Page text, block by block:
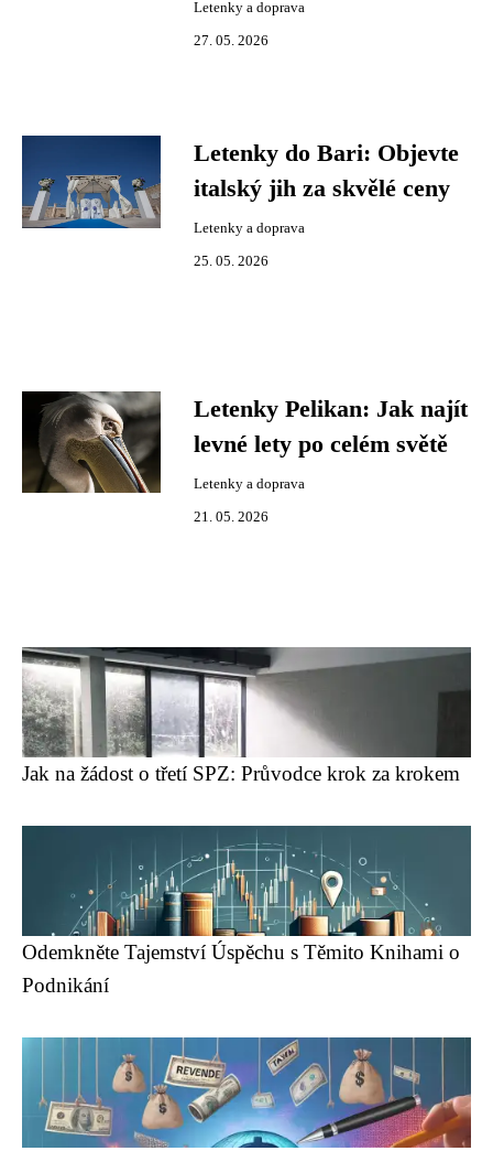
Letenky a doprava
27. 05. 2026
Letenky do Bari: Objevte
italský jih za skvělé ceny
Letenky a doprava
25. 05. 2026
Letenky Pelikan: Jak najít
levné lety po celém světě
Letenky a doprava
21. 05. 2026
Jak na žádost o třetí SPZ: Průvodce krok za krokem
Odemkněte Tajemství Úspěchu s Těmito Knihami o
Podnikání